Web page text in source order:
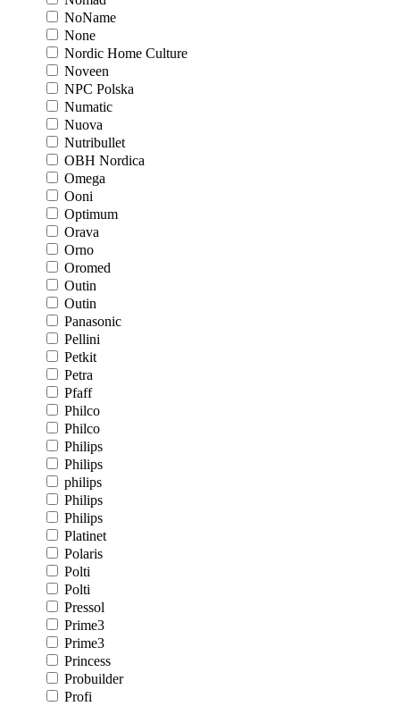
NoName
None
Nordic Home Culture
Noveen
NPC Polska
Numatic
Nuova
Nutribullet
OBH Nordica
Omega
Ooni
Optimum
Orava
Orno
Oromed
Outin
Outin
Panasonic
Pellini
Petkit
Petra
Pfaff
Philco
Philco
Philips
Philips
philips
Philips
Philips
Platinet
Polaris
Polti
Polti
Pressol
Prime3
Prime3
Princess
Probuilder
Profi